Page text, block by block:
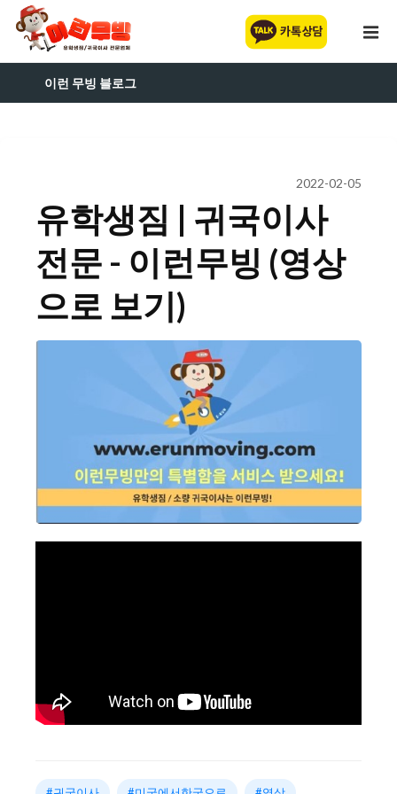
이런 무빙 블로그
2022-02-05
유학생짐 | 귀국이사
전문 - 이런무빙 (영상
으로 보기)